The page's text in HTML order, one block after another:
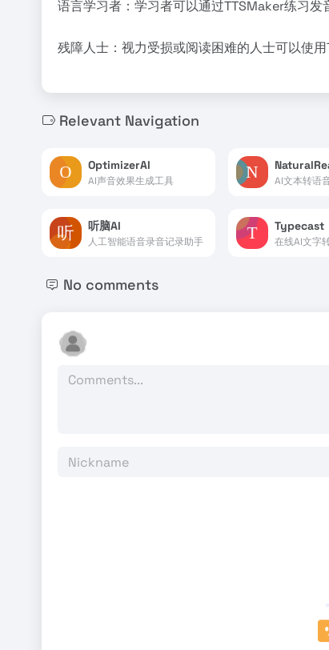
语言学习者：学习者可以通过TTSMaker练习发
残障人士：视力受损或阅读困难的人士可以使
Relevant Navigation
OptimizerAI
AI声音效果生成工具 AI文本转语
听脑AI
人工智能语音录音记录助手
Typecast
在线AI文字
No comments